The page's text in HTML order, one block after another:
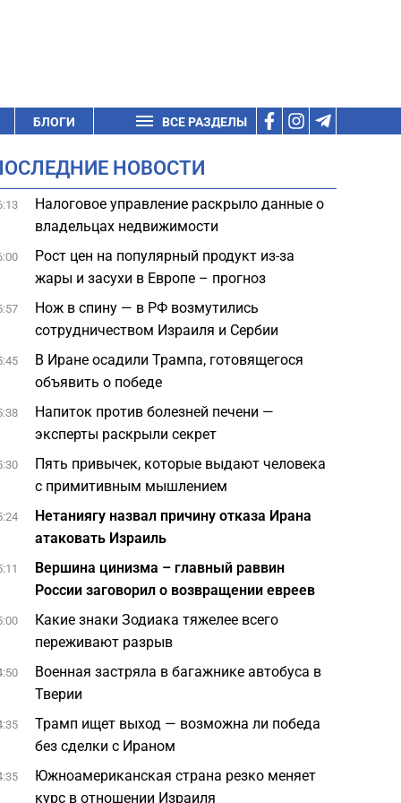
БЛОГИ ВСЕ РАЗДЕЛЫ
НОВОСТИ
Налоговое управление раскрыло данные о
владельцах недвижимости
Рост цен на популярный продукт из-за
жары и засухи в Европе – прогноз
Нож в спину — в РФ возмутились
сотрудничеством Израиля и Сербии
В Иране осадили Трампа, готовящегося
объявить о победе
Напиток против болезней печени —
эксперты раскрыли секрет
Пять привычек, которые выдают человека
с примитивным мышлением
Нетаниягу назвал причину отказа Ирана
атаковать Израиль
Вершина цинизма – главный раввин
России заговорил о возвращении евреев
Какие знаки Зодиака тяжелее всего
переживают разрыв
Военная застряла в багажнике автобуса в
Тверии
Трамп ищет выход — возможна ли победа
без сделки с Ираном
Южноамериканская страна резко меняет
курс в отношении Израиля